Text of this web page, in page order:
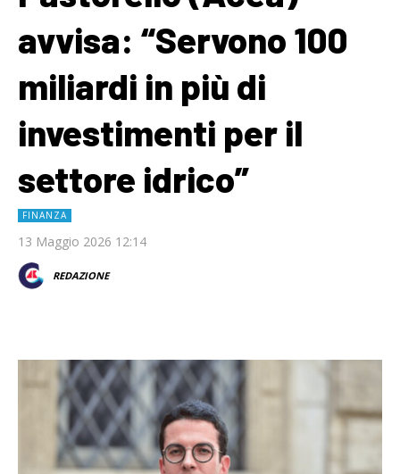
avvisa: “Servono 100
miliardi in più di
investimenti per il
settore idrico”
FINANZA
13 Maggio 2026 12:14
REDAZIONE